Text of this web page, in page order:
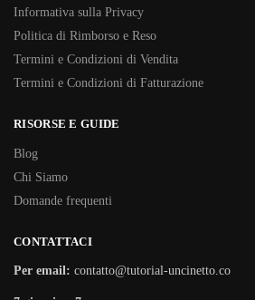
Informativa sulla Privacy
Politica di Rimborso e Reso
Termini e Condizioni di Vendita
Termini e Condizioni di Fatturazione
RISORSE E GUIDE
Blog
Chi Siamo
Domande frequenti
CONTATTACI
Per email: contatto@tutorial-uncinetto.co